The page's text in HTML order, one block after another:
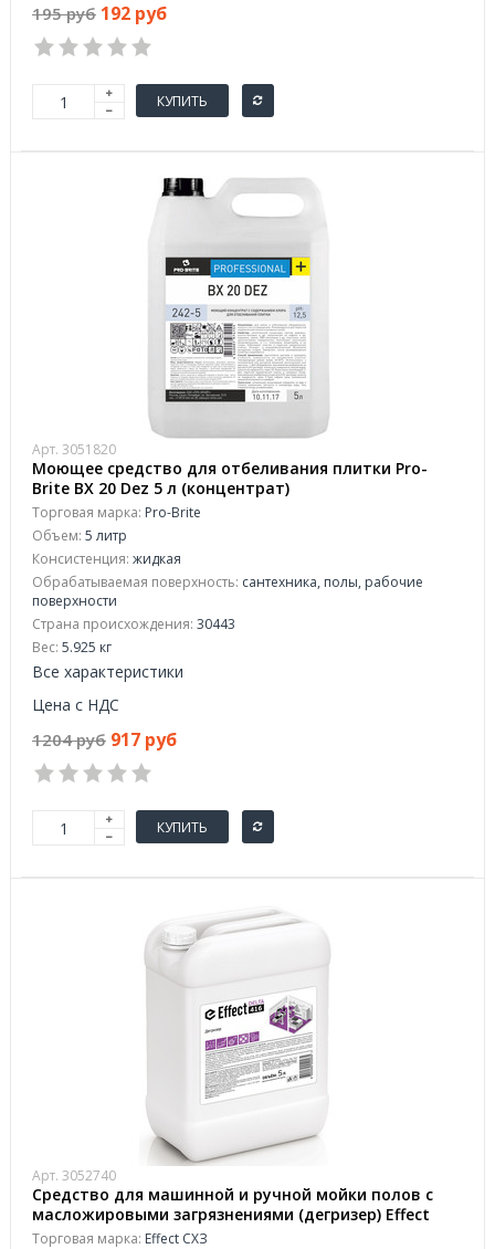
195 руб 192 руб
КУПИТЬ
Арт. 3051820
Моющее средство для отбеливания плитки Pro-
Brite BX 20 Dez 5 л (концентрат)
Торговая марка: Pro-Brite
Объем: 5 литр
Консистенция: жидкая
Обрабатываемая поверхность: сантехника, полы, рабочие
поверхности
Страна происхождения: 30443
Вес: 5.925 кг
Все характеристики
Цена с НДС
1204 руб 917 руб
КУПИТЬ
Арт. 3052740
Средство для машинной и ручной мойки полов с
масложировыми загрязнениями (дегризер) Effect
Delta 416 5 л (концентрат)
Торговая марка: Effect СХЗ